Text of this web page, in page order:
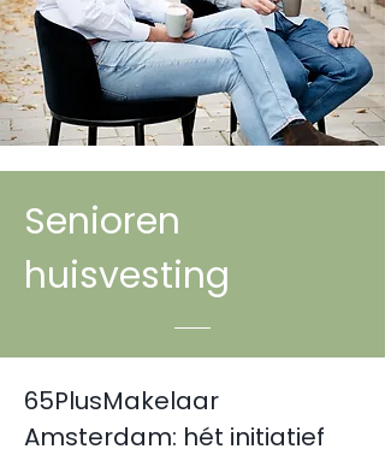
Senioren
huisvesting
65PlusMakelaar
Amsterdam: hét initiatief